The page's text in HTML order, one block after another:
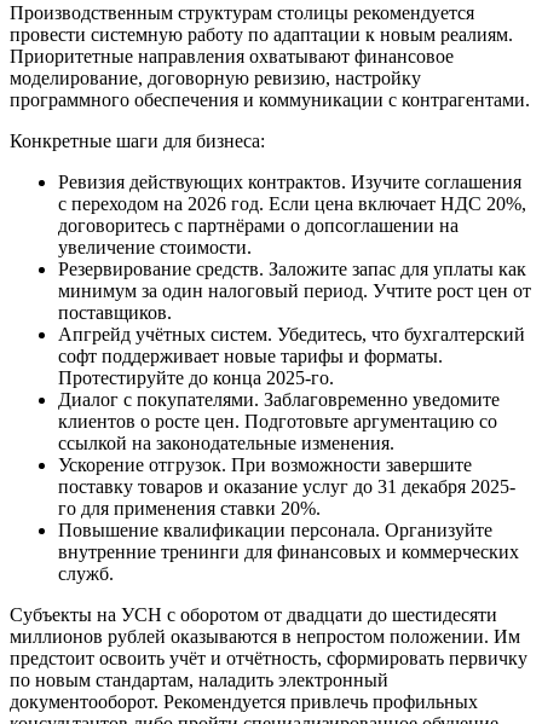
Производственным структурам столицы рекомендуется
провести системную работу по адаптации к новым реалиям.
Приоритетные направления охватывают финансовое
моделирование, договорную ревизию, настройку
программного обеспечения и коммуникации с контрагентами.
Конкретные шаги для бизнеса:
Ревизия действующих контрактов. Изучите соглашения
с переходом на 2026 год. Если цена включает НДС 20%,
договоритесь с партнёрами о допсоглашении на
увеличение стоимости.
Резервирование средств. Заложите запас для уплаты как
минимум за один налоговый период. Учтите рост цен от
поставщиков.
Апгрейд учётных систем. Убедитесь, что бухгалтерский
софт поддерживает новые тарифы и форматы.
Протестируйте до конца 2025-го.
Диалог с покупателями. Заблаговременно уведомите
клиентов о росте цен. Подготовьте аргументацию со
ссылкой на законодательные изменения.
Ускорение отгрузок. При возможности завершите
поставку товаров и оказание услуг до 31 декабря 2025-
го для применения ставки 20%.
Повышение квалификации персонала. Организуйте
внутренние тренинги для финансовых и коммерческих
служб.
Субъекты на УСН с оборотом от двадцати до шестидесяти
миллионов рублей оказываются в непростом положении. Им
предстоит освоить учёт и отчётность, сформировать первичку
по новым стандартам, наладить электронный
документооборот. Рекомендуется привлечь профильных